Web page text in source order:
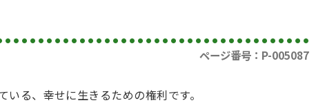
ページ番号：P-005087
る、幸せに生きるための権利です。